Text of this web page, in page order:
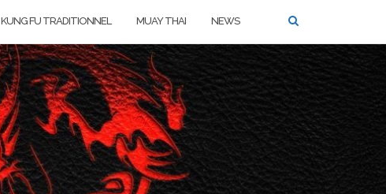
KUNG FU TRADITIONNEL MUAY THAI NEWS